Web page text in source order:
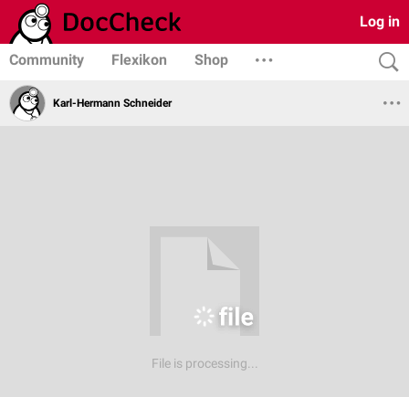
Log in
Community Flexikon Shop
Karl-Hermann Schneider
File is processing...